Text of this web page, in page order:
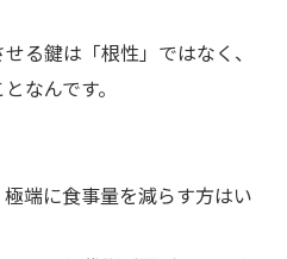
る鍵は「根性」ではなく、
なんです。
端に食事量を減らす方はい